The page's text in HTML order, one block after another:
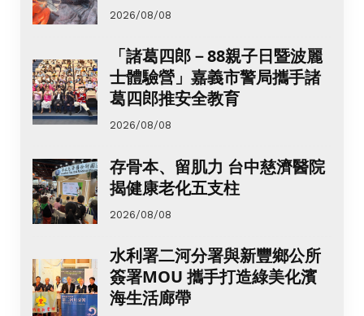
2026/08/08
「諸葛四郎－88親子日暨波麗
士體驗營」嘉義市警局攜手諸
葛四郎推安全教育
2026/08/08
存骨本、留肌力 台中慈濟醫院
揭健康老化五支柱
2026/08/08
水利署二河分署與新豐鄉公所
簽署MOU 攜手打造綠美化濱
海生活廊帶